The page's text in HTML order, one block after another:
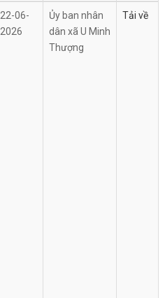
22-06-
2026
Ủy ban nhân
dân xã U Minh
Thượng
Tải về